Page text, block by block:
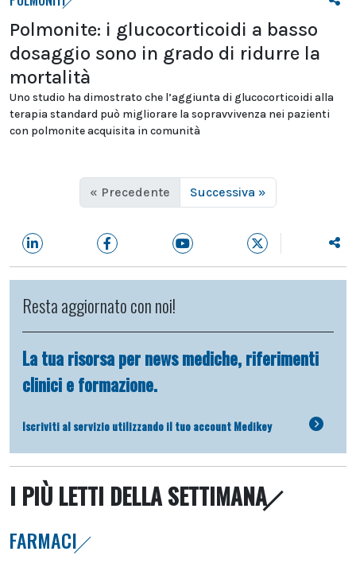
Polmonite: i glucocorticoidi a basso
dosaggio sono in grado di ridurre la
mortalità
Uno studio ha dimostrato che l’aggiunta di glucocorticoidi alla
terapia standard può migliorare la sopravvivenza nei pazienti
con polmonite acquisita in comunità
« Precedente Successiva »
Resta aggiornato con noi!
La tua risorsa per news mediche, riferimenti
clinici e formazione.
Iscriviti al servizio utilizzando il tuo account Medikey
I PIÙ LETTI DELLA SETTIMANA
FARMACI